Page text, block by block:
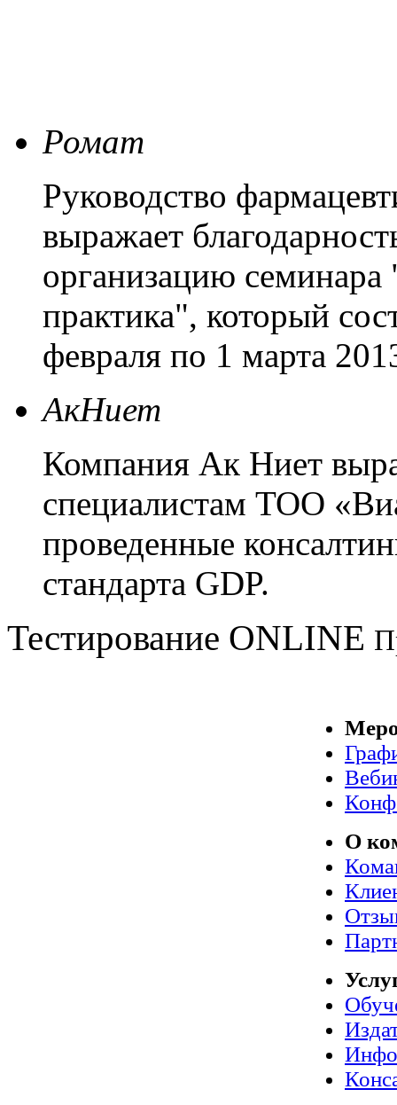
Ромат
Руководство
выражает
организацию
практика", который
февраля по 1 марта
АкНиет
Компания Ак Ниет
специалистам ТОО
проведенные
стандарта GDP.
Тестирование ONLINE
О